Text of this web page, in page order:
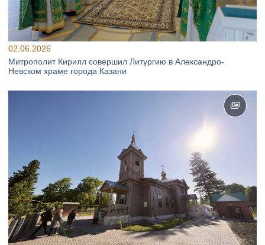
02.06.2026
Митрополит Кирилл совершил Литургию в Александро-
Невском храме города Казани